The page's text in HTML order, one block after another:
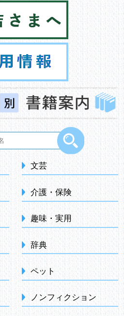
文芸
介護・保険
趣味・実用
辞典
ペット
ノンフィクション